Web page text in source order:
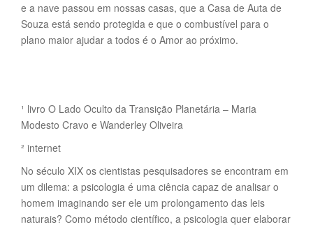
e a nave passou em nossas casas, que a Casa de Auta de
Souza está sendo protegida e que o combustível para o
plano maior ajudar a todos é o Amor ao próximo.
¹ livro O Lado Oculto da Transição Planetária – Maria
Modesto Cravo e Wanderley Oliveira
² internet
No século XIX os cientistas pesquisadores se encontram em
um dilema: a psicologia é uma ciência capaz de analisar o
homem imaginando ser ele um prolongamento das leis
naturais? Como método científico, a psicologia quer elaborar